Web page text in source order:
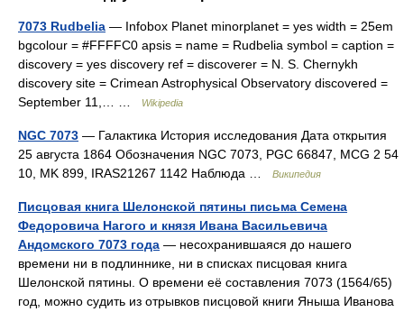
7073 Rudbelia — Infobox Planet minorplanet = yes width = 25em
bgcolour = #FFFFC0 apsis = name = Rudbelia symbol = caption =
discovery = yes discovery ref = discoverer = N. S. Chernykh
discovery site = Crimean Astrophysical Observatory discovered =
September 11,… …
Wikipedia
NGC 7073 — Галактика История исследования Дата открытия
25 августа 1864 Обозначения NGC 7073, PGC 66847, MCG 2 54
10, MK 899, IRAS21267 1142 Наблюда …
Википедия
Писцовая книга Шелонской пятины письма Семена
Федоровича Нагого и князя Ивана Васильевича
Андомского 7073 года — несохранившаяся до нашего
времени ни в подлиннике, ни в списках писцовая книга
Шелонской пятины. О времени её составления 7073 (1564/65)
год, можно судить из отрывков писцовой книги Яныша Иванова